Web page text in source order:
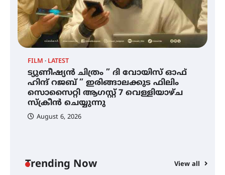
FILM LATEST
ട്യുണീഷ്യൻ ചിത്രം ” ദി വോയിസ് ഓഫ്
ഹിന്ദ് റജബ് ” ഇരിങ്ങാലക്കുട ഫിലിം
സൊസൈറ്റി ആഗസ്റ്റ് 7 വെള്ളിയാഴ്ച
സ്‌ക്രീൻ ചെയ്യുന്നു
August 6, 2026
Trending Now View all
ഐ.ഐ.ടി മദ്രാസ്സിൽ നിന്നും
ഡോക്ടറേറ്റ് – ഇരിങ്ങാലക്കുട
സ്വദേശി ആതിര എം കെ യുടെ
നേട്ടം പ്രതിസന്ധികളോട് പൊരുതി
ട്യുണീഷ്യൻ ചിത്രം ” ദി വോയിസ്
ഓഫ് ഹിന്ദ് റജബ് ” ഇരിങ്ങാലക്കുട
ഫിലിം സൊസൈറ്റി ആഗസ്റ്റ് 7
വെള്ളിയാഴ്ച സ്‌ക്രീൻ ചെയ്യുന്നു